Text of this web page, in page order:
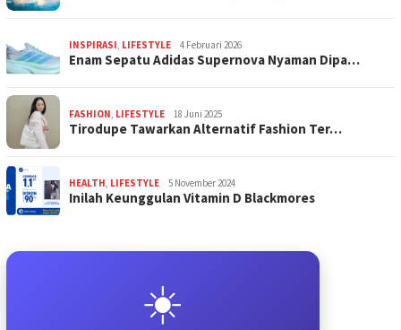
INSPIRASI LIFESTYLE 4 Februari 2026
Enam Sepatu Adidas Supernova Nyaman Dipa…
FASHION LIFESTYLE 18 Juni 2025
Tirodupe Tawarkan Alternatif Fashion Ter…
HEALTH LIFESTYLE 5 November 2024
Inilah Keunggulan Vitamin D Blackmores
☀️